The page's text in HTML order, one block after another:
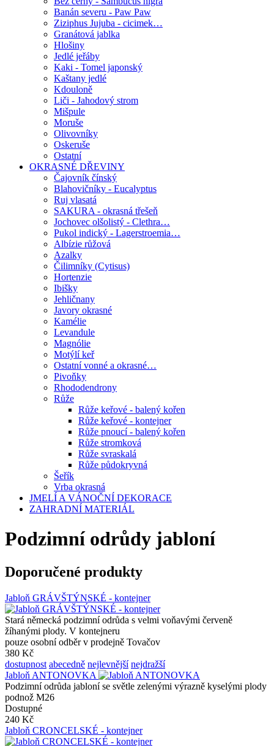
Banán severu - Paw Paw
Ziziphus Jujuba - cicimek…
Granátová jablka
Hlošiny
Jedlé jeřáby
Kaki - Tomel japonský
Kaštany jedlé
Kdouloně
Liči - Jahodový strom
Mišpule
Moruše
Olivovníky
Oskeruše
Ostatní
OKRASNÉ DŘEVINY
Čajovník čínský
Blahovičníky - Eucalyptus
Ruj vlasatá
SAKURA - okrasná třešeň
Jochovec olšolistý - Clethra…
Pukol indický - Lagerstroemia…
Albízie růžová
Azalky
Čilimníky (Cytisus)
Hortenzie
Ibišky
Jehličnany
Javory okrasné
Kamélie
Levandule
Magnólie
Motýlí keř
Ostatní vonné a okrasné…
Pivoňky
Rhododendrony
Růže
Růže keřové - balený kořen
Růže keřové - kontejner
Růže pnoucí - balený kořen
Růže stromková
Růže svraskalá
Růže půdokryvná
Šeřík
Vrba okrasná
JMELÍ A VÁNOČNÍ DEKORACE
ZAHRADNÍ MATERIÁL
Podzimní odrůdy jabloní
Doporučené produkty
Jabloň GRÁVŠTÝNSKÉ - kontejner
Stará německá podzimní odrůda s velmi voňavými červeně
žíhanými plody. V kontejneru
pouze osobní odběr v prodejně Tovačov
380 Kč
dostupnost abecedně nejlevnější nejdražší
Jabloň ANTONOVKA
Podzimní odrůda jabloní se světle zelenými výrazně kyselými plody
podnož M26
Dostupné
240 Kč
Jabloň CRONCELSKÉ - kontejner